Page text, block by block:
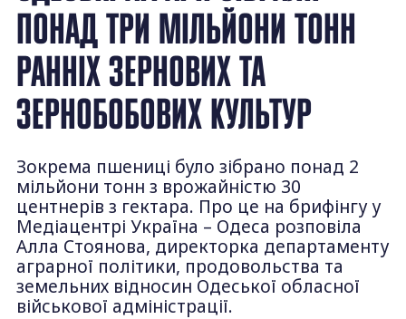
ПОНАД ТРИ МІЛЬЙОНИ ТОНН
РАННІХ ЗЕРНОВИХ ТА
ЗЕРНОБОБОВИХ КУЛЬТУР
Зокрема пшениці було зібрано понад 2
мільйони тонн з врожайністю 30
центнерів з гектара. Про це на брифінгу у
Медіацентрі Україна – Одеса розповіла
Алла Стоянова, директорка департаменту
аграрної політики, продовольства та
земельних відносин Одеської обласної
військової адміністрації.